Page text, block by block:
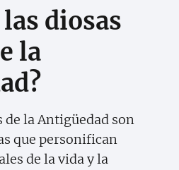
las diosas
la
de la Antigüedad son
que personifican
de la vida y la